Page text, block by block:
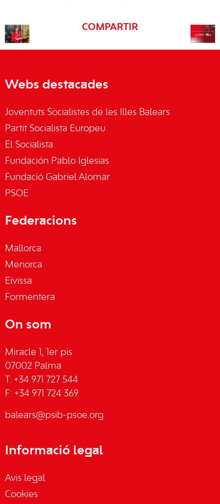
COMPARTIR
Webs destacades
Joventuts Socialistes de les Illes Balears
Partit Socialista Europeu
El Socialista
Fundación Pablo Iglesias
Fundació Gabriel Alomar
PSOE
Federacions
Mallorca
Menorca
Eivissa
Formentera
On som
Miracle 1, 1er pis
07002 Palma
T: +34 971 727 544
F: +34 971 724 369
balears@psib-psoe.org
Informació legal
Avis legal
Cookies